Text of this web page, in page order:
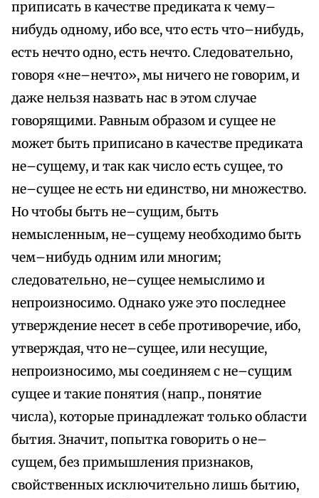
приписать в качестве предиката к чему–
нибудь одному, ибо все, что есть что–нибудь,
есть нечто одно, есть нечто. Следовательно,
говоря «не–нечто», мы ничего не говорим, и
даже нельзя назвать нас в этом случае
говорящими. Равным образом и сущее не
может быть приписано в качестве предиката
не–сущему, и так как число есть сущее, то
не–сущее не есть ни единство, ни множество.
Но чтобы быть не–сущим, быть
немысленным, не–сущему необходимо быть
чем–нибудь одним или многим;
следовательно, не–сущее немыслимо и
непроизносимо. Однако уже это последнее
утверждение несет в себе противоречие, ибо,
утверждая, что не–сущее, или несущие,
непроизносимо, мы соединяем с не–сущим
сущее и такие понятия (напр., понятие
числа), которые принадлежат только области
бытия. Значит, попытка говорить о не–
сущем, без примышления признаков,
свойственных исключительно лишь бытию,